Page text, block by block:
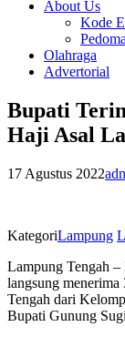
About Us
Kode
Olahraga
Advertorial
Bupati
Haji Asal
17 Agustus 2022
KategoriLampung
Lampung Tengah
langsung
Tengah dari
Bupati Gunung